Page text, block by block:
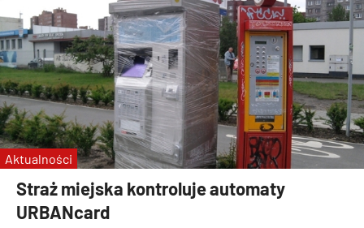
Straż miejska kontroluje automaty
URBANcard
Aktualności